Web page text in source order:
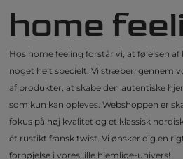
home
Hos home feeling forstår vi, at følelsen af
noget helt specielt. Vi stræber, gennem
af produkter, at skabe den autentiske
som kun kan opleves. Webshoppen er
fokus på høj kvalitet og et klassisk
ét rustikt fransk twist. Vi ønsker dig en
fornøjelse i vores lille hjemlige-univers!